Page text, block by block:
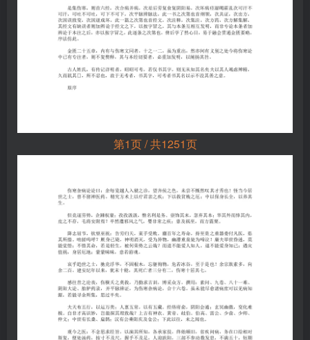
第1页 / 共1251页